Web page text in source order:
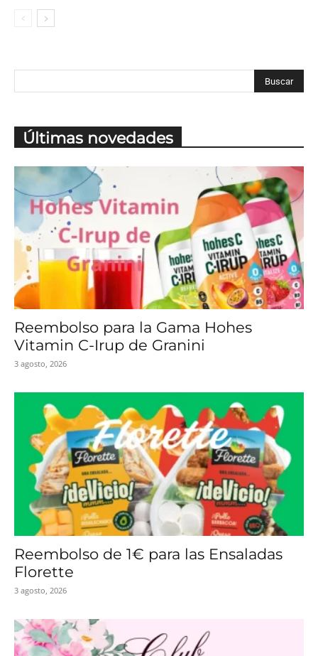
Últimas novedades
Reembolso para la Gama Hohes
Vitamin C-Irup de Granini
3 agosto, 2026
Reembolso de 1€ para las Ensaladas
Florette
3 agosto, 2026